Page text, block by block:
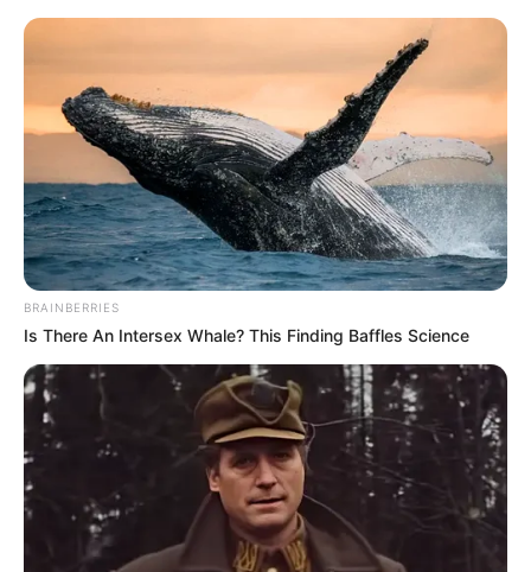
Flensburg und Harrislee (ohne Dänemark) mit
Umgebung
Hotels Veranstaltungen 20 km 40 km
BRAINBERRIES
Is There An Intersex Whale? This Finding Baffles Science